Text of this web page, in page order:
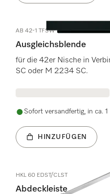
AB 42-1 TFSW
Ausgleichsblende
für die 42er Nische in
SC oder M 2234 SC.
Sofort versandfertig, in ca.
HINZUFÜGEN
HKL 60 EDST/CLST
Abdeckleiste